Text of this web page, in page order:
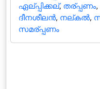
ഏല്പ്പിക്കല്, തര്പ്പണം,
ദീനശീലന്‍, നല്കല്‍,
സമര്പ്പണം